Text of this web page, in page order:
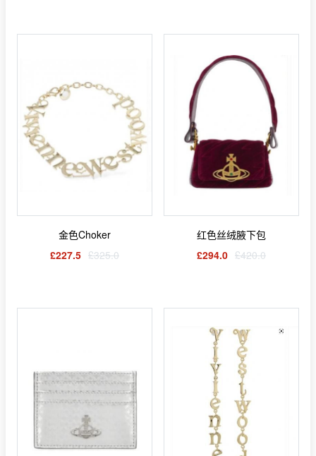
金色Choker
£227.5 £325.0
红色丝绒腋下包
£294.0 £420.0